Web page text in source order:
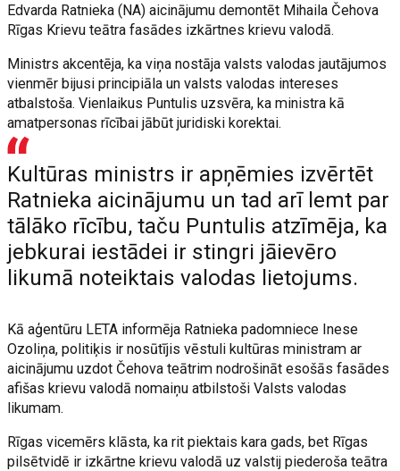
Edvarda Ratnieka (NA) aicinājumu demontēt Mihaila Čehova
Rīgas Krievu teātra fasādes izkārtnes krievu valodā.
Ministrs akcentēja, ka viņa nostāja valsts valodas jautājumos
vienmēr bijusi principiāla un valsts valodas intereses
atbalstoša. Vienlaikus Puntulis uzsvēra, ka ministra kā
amatpersonas rīcībai jābūt juridiski korektai.
Kultūras ministrs ir apņēmies izvērtēt
Ratnieka aicinājumu un tad arī lemt par
tālāko rīcību, taču Puntulis atzīmēja, ka
jebkurai iestādei ir stingri jāievēro
likumā noteiktais valodas lietojums.
Kā aģentūru LETA informēja Ratnieka padomniece Inese
Ozoliņa, politiķis ir nosūtījis vēstuli kultūras ministram ar
aicinājumu uzdot Čehova teātrim nodrošināt esošās fasādes
afišas krievu valodā nomaiņu atbilstoši Valsts valodas
likumam.
Rīgas vicemērs klāsta, ka rit piektais kara gads, bet Rīgas
pilsētvidē ir izkārtne krievu valodā uz valstij piederoša teātra